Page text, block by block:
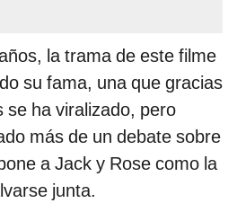
la trama de este filme
su fama, una que gracias
se ha viralizado, pero
más de un debate sobre
a Jack y Rose como la
junta.